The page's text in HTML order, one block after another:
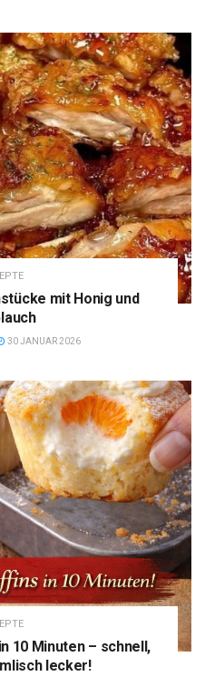
mit Honig und
30 JANUAR 2026
10 Minuten – schnell,
lecker!